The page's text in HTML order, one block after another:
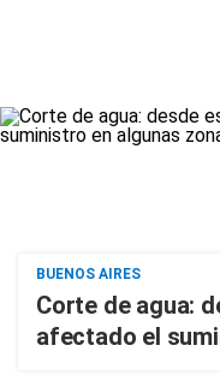
BUENOS AIRES
Corte de agua:
afectado el